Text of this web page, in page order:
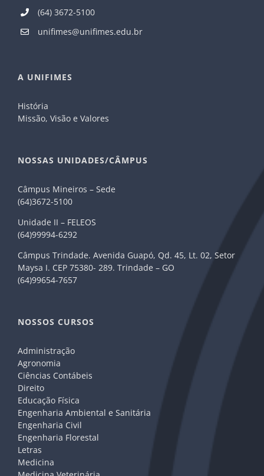
(64) 3672-5100
unifimes@unifimes.edu.br
A UNIFIMES
História
Missão, Visão e Valores
NOSSAS UNIDADES/CÂMPUS
Câmpus Mineiros – Sede
(64)3672-5100
Unidade II – FELEOS
(64)99994-6292
Câmpus Trindade. Avenida Guapó, Qd. 45, Lt. 02, Setor
Maysa I. CEP 75380- 289. Trindade – GO
(64)99654-7657
NOSSOS CURSOS
Administração
Agronomia
Ciências Contábeis
Direito
Educação Física
Engenharia Ambiental e Sanitária
Engenharia Civil
Engenharia Florestal
Letras
Medicina